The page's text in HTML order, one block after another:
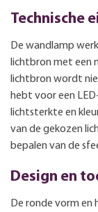
Technische
De wandlamp
lichtbron met een
lichtbron wordt
hebt voor een
lichtsterkte en
van de gekozen
bepalen van de
Design en
De ronde vorm en